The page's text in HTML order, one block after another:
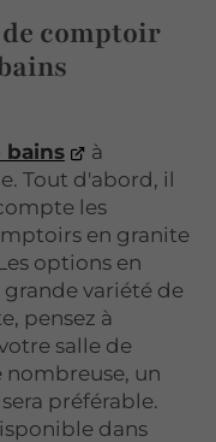
comptoir
bains
à
Tout d'abord, il
les
en granite
options en
variété de
pensez à
salle de
nombreuse, un
préférable.
dans